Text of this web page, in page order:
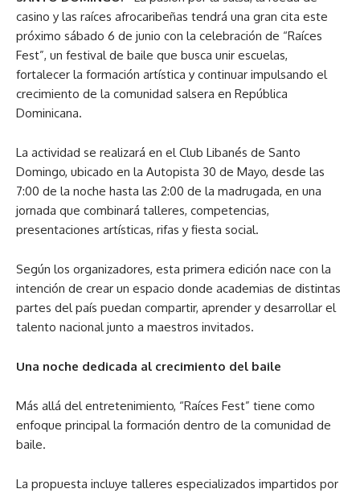
casino y las raíces afrocaribeñas tendrá una gran cita este
próximo sábado 6 de junio con la celebración de “Raíces
Fest”, un festival de baile que busca unir escuelas,
fortalecer la formación artística y continuar impulsando el
crecimiento de la comunidad salsera en República
Dominicana.
La actividad se realizará en el Club Libanés de Santo
Domingo, ubicado en la Autopista 30 de Mayo, desde las
7:00 de la noche hasta las 2:00 de la madrugada, en una
jornada que combinará talleres, competencias,
presentaciones artísticas, rifas y fiesta social.
Según los organizadores, esta primera edición nace con la
intención de crear un espacio donde academias de distintas
partes del país puedan compartir, aprender y desarrollar el
talento nacional junto a maestros invitados.
Una noche dedicada al crecimiento del baile
Más allá del entretenimiento, “Raíces Fest” tiene como
enfoque principal la formación dentro de la comunidad de
baile.
La propuesta incluye talleres especializados impartidos por